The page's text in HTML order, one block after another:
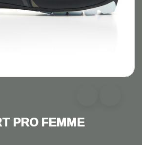
PRO FEMME